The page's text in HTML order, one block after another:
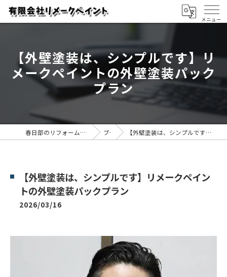
【外壁塗装は、シンプルです】リ
メークペイントの外壁塗装パック
プラン
春日部のリフォームなら有限会社リメークペイント ブログ 【外壁塗装は、シンプルです】リメークペイントの外壁塗装パックプラン
【外壁塗装は、シンプルです】リメークペイン
トの外壁塗装パックプラン
2026/03/16